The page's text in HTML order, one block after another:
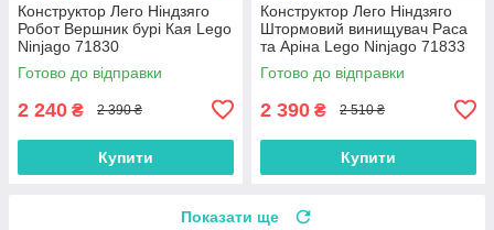
Конструктор Лего Ніндзяго
Робот Вершник бурі Кая Lego
Ninjago 71830
Готово до відправки
2 240 ₴ 2 390 ₴
Купити
Конструктор Лего Ніндзяго
Штормовий винищувач Раса
та Аріна Lego Ninjago 71833
Готово до відправки
2 390 ₴ 2 510 ₴
Купити
Показати ще